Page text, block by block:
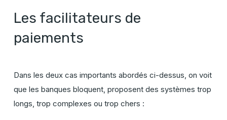
Les facilitateurs de
paiements
Dans les deux cas importants abordés ci-dessus, on voit
que les banques bloquent, proposent des systèmes trop
longs, trop complexes ou trop chers :